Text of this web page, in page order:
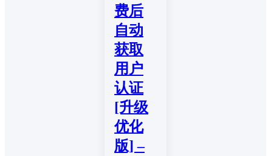
费后
自动
获取
用户
认证
[升级
优化
版] –